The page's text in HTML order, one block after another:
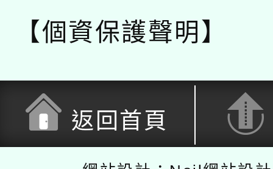
【個資保護聲明】
返回首頁